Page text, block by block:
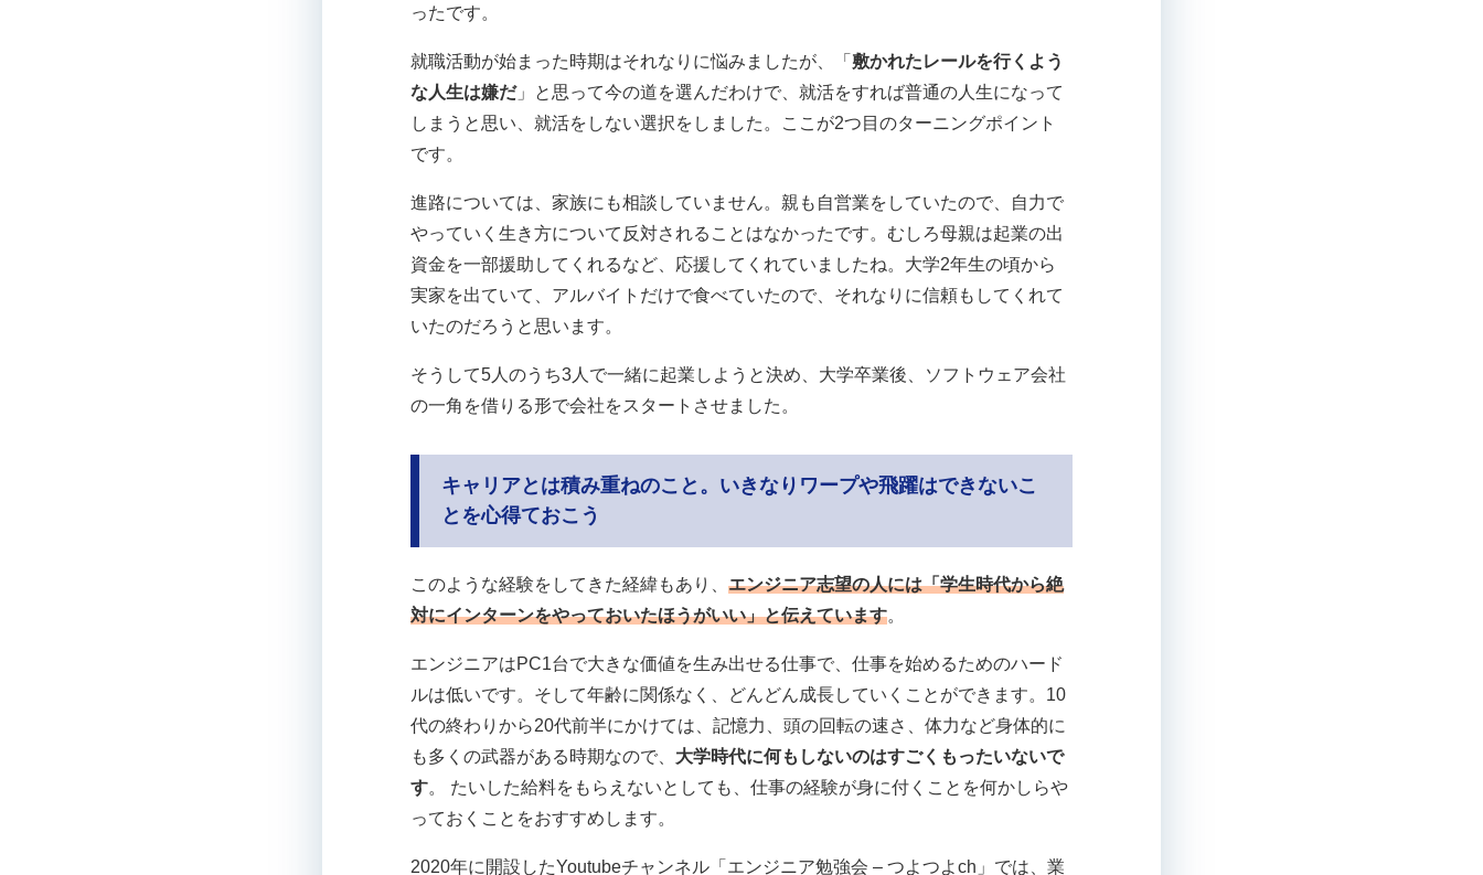
ったです。
就職活動が始まった時期はそれなりに悩みましたが、「 敷かれたレールを行くよう
な人生は嫌だ」と思って今の道を選んだわけで、就活をすれば普通の人生になって
しまうと思い、就活をしない選択をしました。ここが2つ目のターニングポイント
です。
進路については、家族にも相談していません。親も自営業をしていたので、自力で
やっていく生き方について反対されることはなかったです。むしろ母親は起業の出
資金を一部援助してくれるなど、応援してくれていましたね。大学2年生の頃から
実家を出ていて、アルバイトだけで食べていたので、それなりに信頼もしてくれて
いたのだろうと思います。
そうして5人のうち3人で一緒に起業しようと決め、大学卒業後、ソフトウェア会社
の一角を借りる形で会社をスタートさせました。
キャリアとは積み重ねのこと。いきなりワープや飛躍はできないこ
とを心得ておこう
このような経験をしてきた経緯もあり、 エンジニア志望の人には「学生時代から絶
対にインターンをやっておいたほうがいい」と伝えています。
エンジニアはPC1台で大きな価値を生み出せる仕事で、仕事を始めるためのハード
ルは低いです。そして年齢に関係なく、どんどん成長していくことができます。10
代の終わりから20代前半にかけては、記憶力、頭の回転の速さ、体力など身体的に
も多くの武器がある時期なので、 大学時代に何もしないのはすごくもったいないで
す。 たいした給料をもらえないとしても、仕事の経験が身に付くことを何かしらや
っておくことをおすすめします。
2020年に開設したYoutubeチャンネル「 エンジニア勉強会 – つよつよch 」では、業